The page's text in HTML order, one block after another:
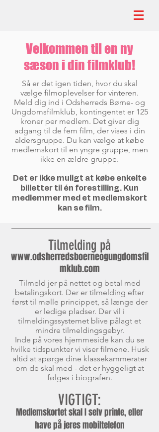
Velkommen til en ny
sæson i din filmklub!
Så er det igen tiden, hvor du skal
vælge filmoplevelser for vinteren.
Meld dig ind i Odsherreds Børne- og
Ungdomsfilmklub, kontingentet er 125
kroner per medlem. Det giver dig
adgang til de fem film, der vises i din
aldersgruppe. Du kan vælge at købe
medlemskort til en yngre gruppe, men
ikke en ældre gruppe.
Det er ikke muligt at købe enkelte
billetter til én forestilling. Kun
medlemmer med et medlemskort
kan se film.
Tilmelding på
www.odsherredsboerneogungdomsfil
mklub.com
Tilmeld jer på nettet og betal med
betalingskort. Der er tilmelding efter
først til mølle princippet, så længe der
er ledige pladser. Der vil i
tilmeldingssystemet blive pålagt et
mindre tilmeldingsgebyr.
Inde på vores hjemmeside kan du se
hvilke tidspunkter vi viser filmene. Husk
altid at spørge dine klassekammerater
om de skal med - det er hyggeligt at
følges i biografen.
VIGTIGT:
Medlemskortet skal I selv printe, eller
have på jeres mobiltelefon